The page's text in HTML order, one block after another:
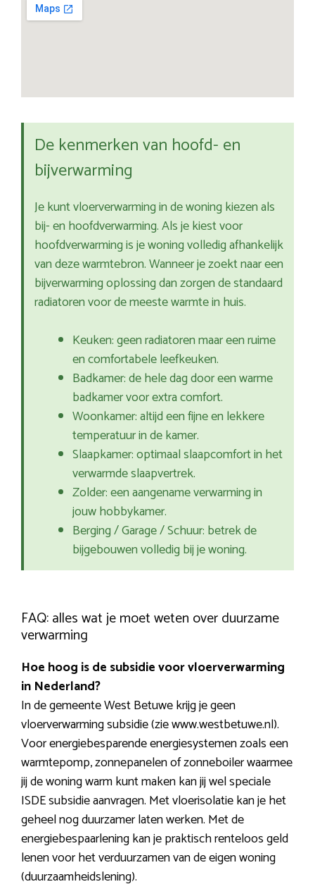
De kenmerken van hoofd- en
bijverwarming
Je kunt vloerverwarming in de woning kiezen als
bij- en hoofdverwarming. Als je kiest voor
hoofdverwarming is je woning volledig afhankelijk
van deze warmtebron. Wanneer je zoekt naar een
bijverwarming oplossing dan zorgen de standaard
radiatoren voor de meeste warmte in huis.
Keuken: geen radiatoren maar een ruime
en comfortabele leefkeuken.
Badkamer: de hele dag door een warme
badkamer voor extra comfort.
Woonkamer: altijd een fijne en lekkere
temperatuur in de kamer.
Slaapkamer: optimaal slaapcomfort in het
verwarmde slaapvertrek.
Zolder: een aangename verwarming in
jouw hobbykamer.
Berging / Garage / Schuur: betrek de
bijgebouwen volledig bij je woning.
FAQ: alles wat je moet weten over duurzame
verwarming
Hoe hoog is de subsidie voor vloerverwarming
in Nederland?
In de gemeente West Betuwe krijg je geen
vloerverwarming subsidie (zie www.westbetuwe.nl).
Voor energiebesparende energiesystemen zoals een
warmtepomp, zonnepanelen of zonneboiler waarmee
jij de woning warm kunt maken kan jij wel speciale
ISDE subsidie aanvragen. Met vloerisolatie kan je het
geheel nog duurzamer laten werken. Met de
energiebespaarlening kan je praktisch renteloos geld
lenen voor het verduurzamen van de eigen woning
(duurzaamheidslening).